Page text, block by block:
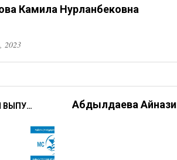
Камила Нурланбековна
2023
АССОЦИАЦИЯ ВЫПУСКНИКОВ Абдылдаева